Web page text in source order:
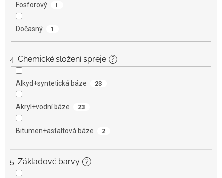
Fosforový 1
Dočasný 1
4. Chemické složení spreje ?
Alkyd+syntetická báze 23
Akryl+vodní báze 23
Bitumen+asfaltová báze 2
5. Základové barvy ?